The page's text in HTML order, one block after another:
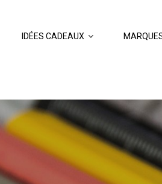
IDÉES CADEAUX